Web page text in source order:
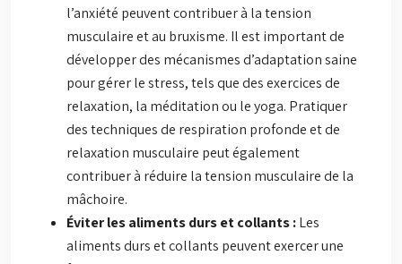
l’anxiété peuvent contribuer à la tension
musculaire et au bruxisme. Il est important de
développer des mécanismes d’adaptation saine
pour gérer le stress, tels que des exercices de
relaxation, la méditation ou le yoga. Pratiquer
des techniques de respiration profonde et de
relaxation musculaire peut également
contribuer à réduire la tension musculaire de la
mâchoire.
Éviter les aliments durs et collants :Les
aliments durs et collants peuvent exercer une